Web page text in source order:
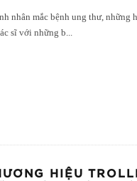
nhân mắc bệnh ung thư, những
sĩ với những b...
HIỆU